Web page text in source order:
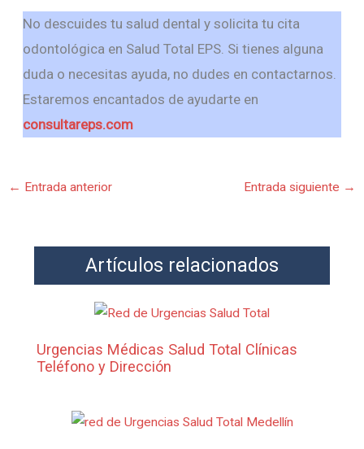
No descuides tu salud dental y solicita tu cita
odontológica en Salud Total EPS. Si tienes alguna
duda o necesitas ayuda, no dudes en contactarnos.
Estaremos encantados de ayudarte en
consultareps.com
← Entrada anterior Entrada siguiente →
Artículos relacionados
Urgencias Médicas Salud Total Clínicas
Teléfono y Dirección